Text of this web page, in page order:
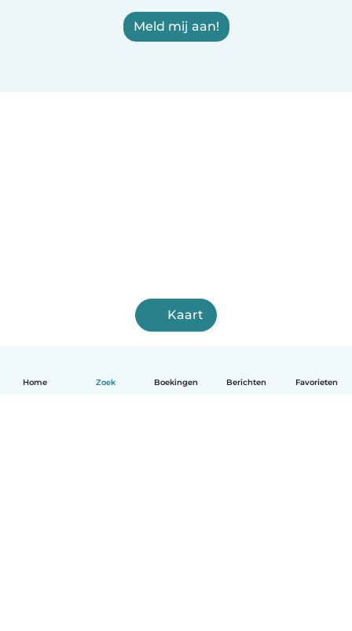
Home Zoek Boekingen Berichten Favorieten
Meld mij aan!
Kaart